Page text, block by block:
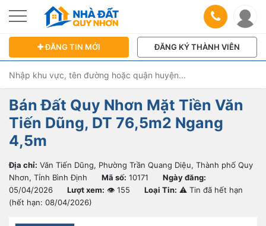
ĐĂNG TIN MỚI ĐĂNG KÝ THÀNH VIÊN
Bán Đất Quy Nhơn Mặt Tiền Văn
Tiến Dũng, DT 76,5m2 Ngang
4,5m
Địa chỉ: Văn Tiến Dũng, Phường Trần Quang Diệu, Thành phố Quy
Nhơn, Tỉnh Bình Định
Mã số: 10171
Ngày đăng:
05/04/2026
Lượt xem: 👁 155 Loại Tin: ⚠ Tin đã hết hạn
(hết hạn: 08/04/2026)